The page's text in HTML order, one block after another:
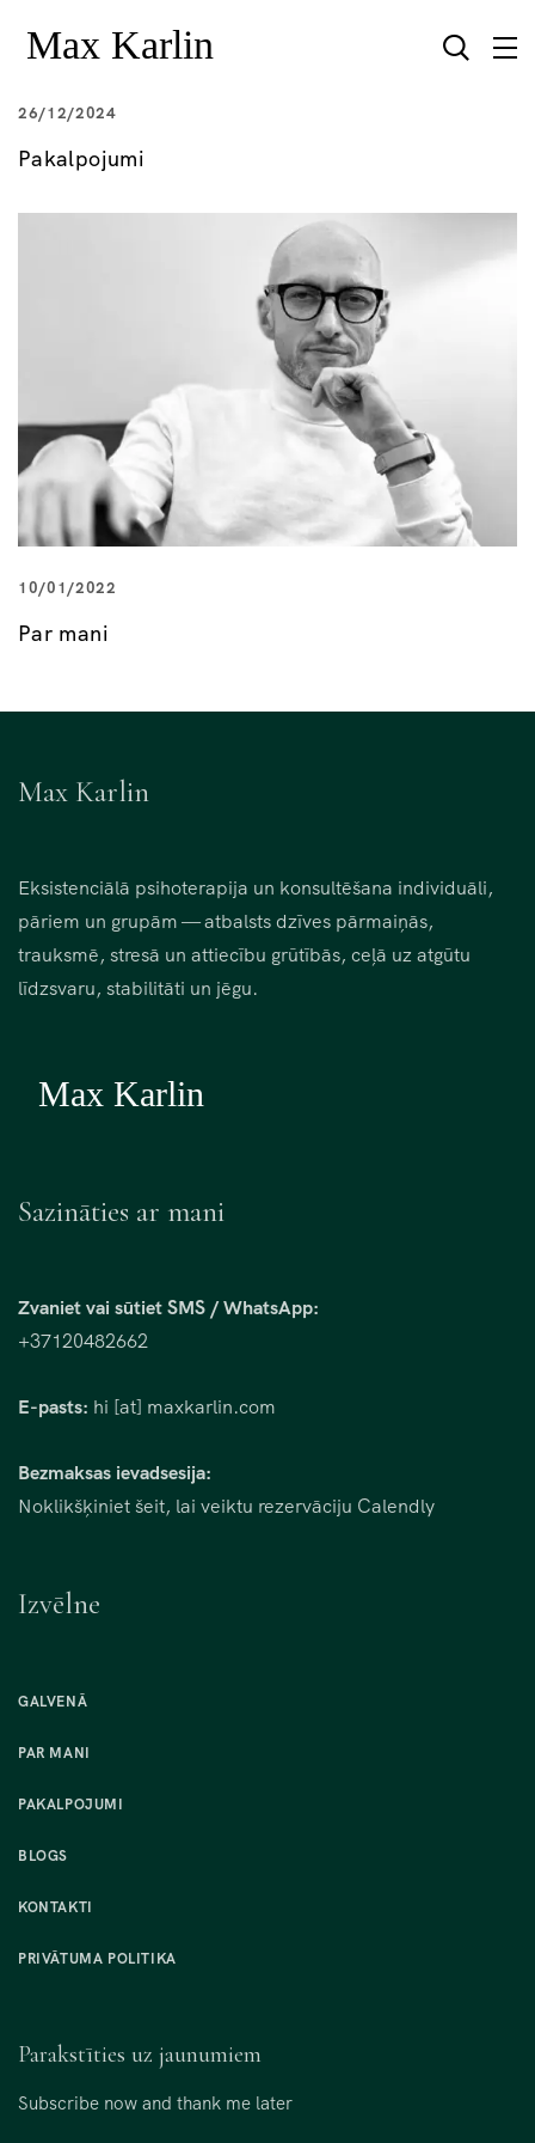
26/12/2024
Pakalpojumi
10/01/2022
Par mani
Max Karlin
Eksistenciālā psihoterapija un konsultēšana individuāli,
pāriem un grupām — atbalsts dzīves pārmaiņās,
trauksmē, stresā un attiecību grūtībās, ceļā uz atgūtu
līdzsvaru, stabilitāti un jēgu.
Sazināties ar mani
Zvaniet vai sūtiet SMS / WhatsApp:
+37120482662
E-pasts: hi [at] maxkarlin.com
Bezmaksas ievadsesija:
Noklikšķiniet šeit, lai veiktu rezervāciju Calendly
Izvēlne
GALVENĀ
PAR MANI
PAKALPOJUMI
BLOGS
KONTAKTI
PRIVĀTUMA POLITIKA
Parakstīties uz jaunumiem
Subscribe now and thank me later